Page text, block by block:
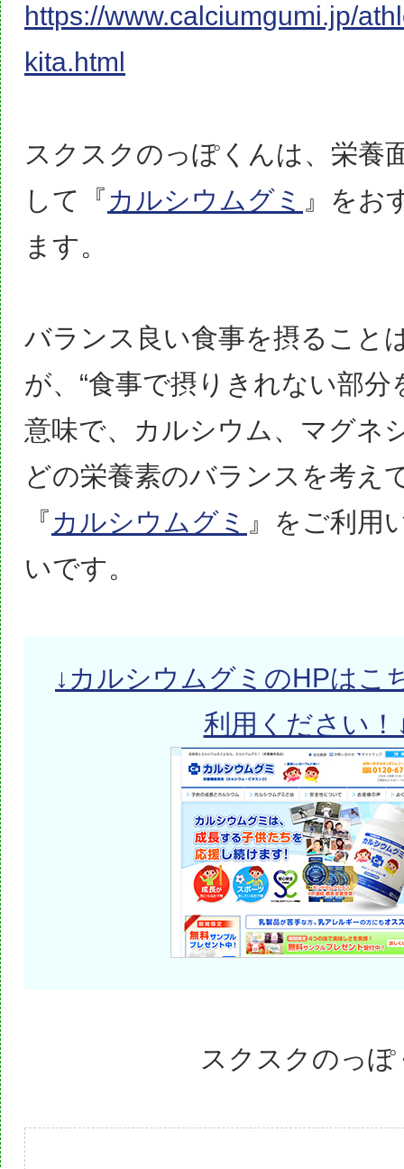
https://www.calciumgumi.jp/
kita.html
スクスクのっぽくんは、栄養
して『 カルシウムグミ 』をお
ます。
バランス良い食事を摂ること
が、“食事で摂りきれない部分
意味で、カルシウム、マグネ
どの栄養素のバランスを考え
『 カルシウムグミ 』をご利用
いです。
↓カルシウムグミのHPはこ
利用ください！
スクスクのっ